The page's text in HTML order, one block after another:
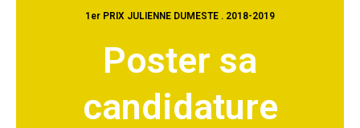
1er PRIX JULIENNE DUMESTE . 2018-2019
Poster sa
candidature